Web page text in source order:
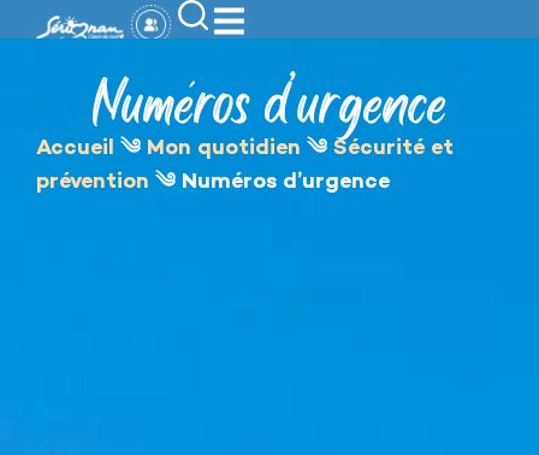
principal
Numéros d’urgence
Accueil ༄ Mon quotidien ༄ Sécurité et
prévention ༄ Numéros d’urgence